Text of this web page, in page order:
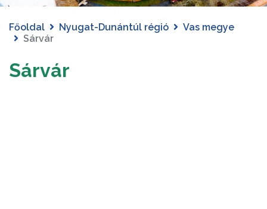
Főoldal Nyugat-Dunántúl régió
Vas megye
Sárvár
Sárvár